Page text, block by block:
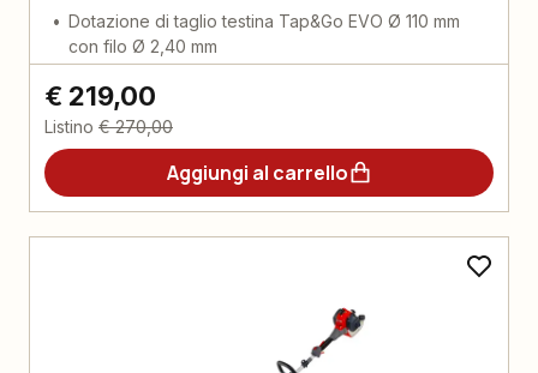
Dotazione di taglio testina Tap&Go EVO Ø 110 mm
con filo Ø 2,40 mm
€ 219,00
Listino € 270,00
Aggiungi al carrello